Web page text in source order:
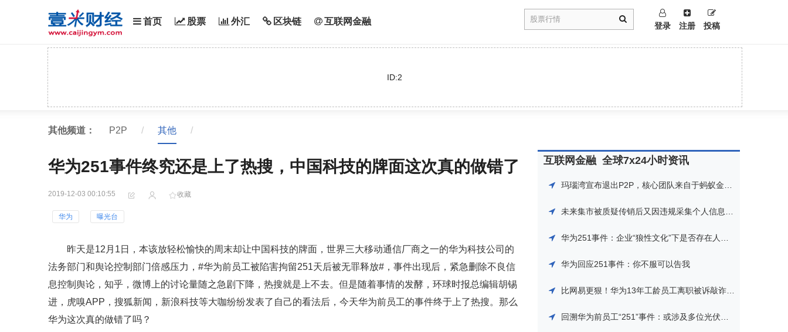
首页 股票 外汇 区块链 互联网金融 登录 注册 投稿
ID:2
其他频道： P2P / 其他 /
华为251事件终究还是上了热搜，中国科技的牌面这次真的做错了
2019-12-03 00:10:55 收藏
华为 曝光台
昨天是12月1日，本该放轻松愉快的周末却让中国科技的牌面，世界三大移动通信厂商之一的华为科技公司的
法务部门和舆论控制部门倍感压力，#华为前员工被陷害拘留251天后被无罪释放#，事件出现后，紧急删除不良信
息控制舆论，知乎，微博上的讨论量随之急剧下降，热搜就是上不去。但是随着事情的发酵，环球时报总编辑胡锡
进，虎嗅APP，搜狐新闻，新浪科技等大咖纷纷发表了自己的看法后，今天华为前员工的事件终于上了热搜。那么
华为这次真的做错了吗？
互联网金融 全球7x24小时资讯
玛瑙湾宣布退出P2P，核心团队来自于蚂蚁金服，曾获阿里系电商返利平台淘粉吧投资导流
未来集市被质疑传销后又因违规采集个人信息遭下架整改，曾获360金融等数亿投资
华为251事件：企业“狼性文化”下是否存在人性温度
华为回应251事件：你不服可以告我
比网易更狠！华为13年工龄员工离职被诉敲诈，羁押长达251天
回溯华为前员工“251”事件：或涉及多位光伏逆变器业务负责人